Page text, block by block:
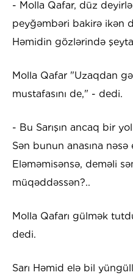
- Molla Qafar, düz
peyğəmbəri bakirə ikən
Həmidin gözlərində
Molla Qafar "Uzaqdan
mustafasını de," - dedi.
- Bu Sarışın ancaq bir
Sən bunun anasına
Eləməmisənsə, deməli
müqəddəssən?..
Molla Qafarı gülmək
dedi.
Sarı Həmid elə bil